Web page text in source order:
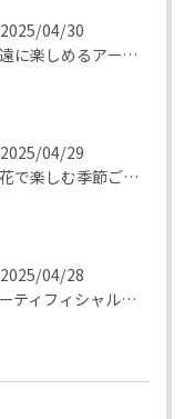
2025/04/30
永遠に楽しめるアーティフィシャルフラワーの使い方
2025/04/29
造花で楽しむ季節ごとのインテリア
2025/04/28
アーティフィシャルフラワーで学ぶ基礎と活用法